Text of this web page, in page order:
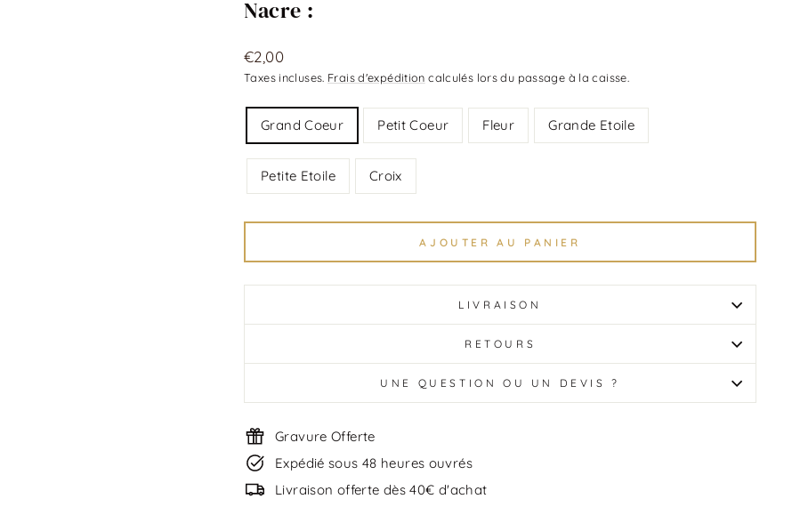
Nacre :
Prix
régulier
€2,00
Taxes incluses. Frais d'expédition calculés lors du passage à la caisse.
Grand Coeur Petit Coeur Fleur Grande Etoile
Petite Etoile Croix
AJOUTER AU PANIER
LIVRAISON
RETOURS
UNE QUESTION OU UN DEVIS ?
Gravure Offerte
Expédié sous 48 heures ouvrés
Livraison offerte dès 40€ d'achat